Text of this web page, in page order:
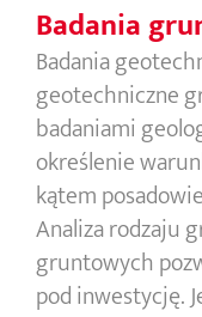
Badania
Badania
geotechniczne
badaniami
określenie
kątem
Analiza rodzaju
gruntowych
pod inwestycję.